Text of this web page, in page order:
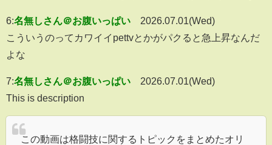
6:名無しさん＠お腹いっぱい
2026.07.01(Wed)
こういうのってカワイイpettvとかがパクると急上昇なんだ
よな
7:名無しさん＠お腹いっぱい
2026.07.01(Wed)
This is description
この動画は格闘技に関するトピックをまとめたオリ